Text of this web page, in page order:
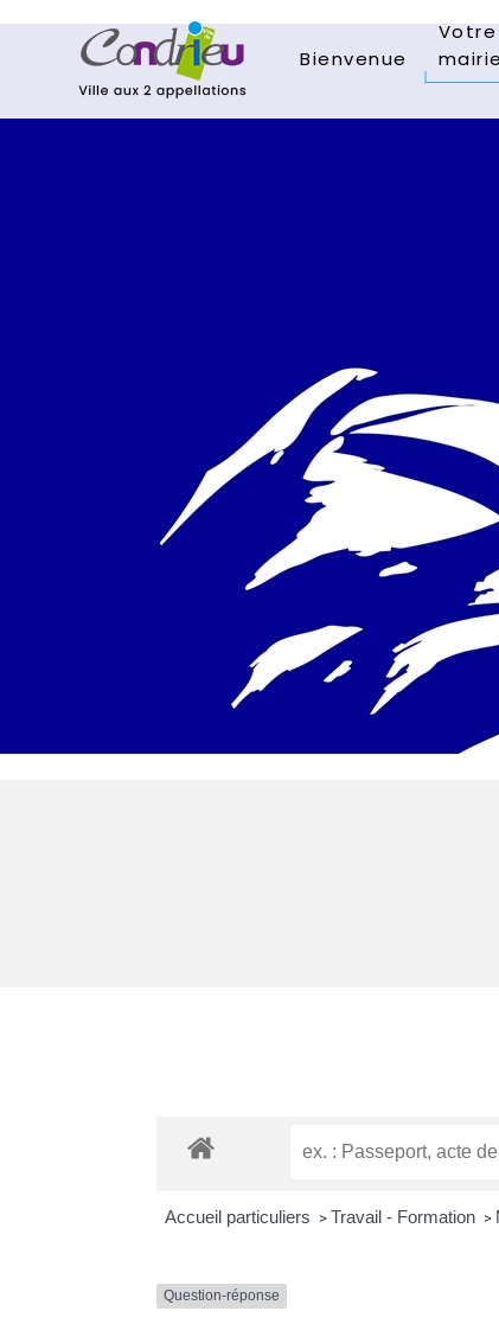
Bienvenue
Votre
mairie
Accueil particuliers > Travail - Formation >
Question-réponse